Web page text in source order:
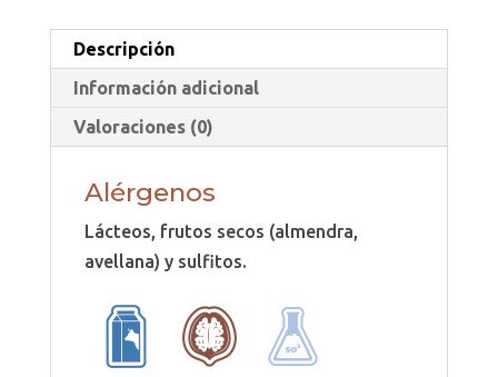
Descripción
Información adicional
Valoraciones (0)
Alérgenos
Lácteos, frutos secos (almendra,
avellana) y sulfitos.